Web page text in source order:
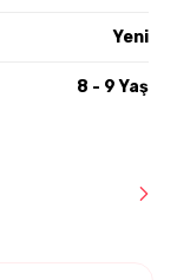
Yeni
8 - 9 Yaş